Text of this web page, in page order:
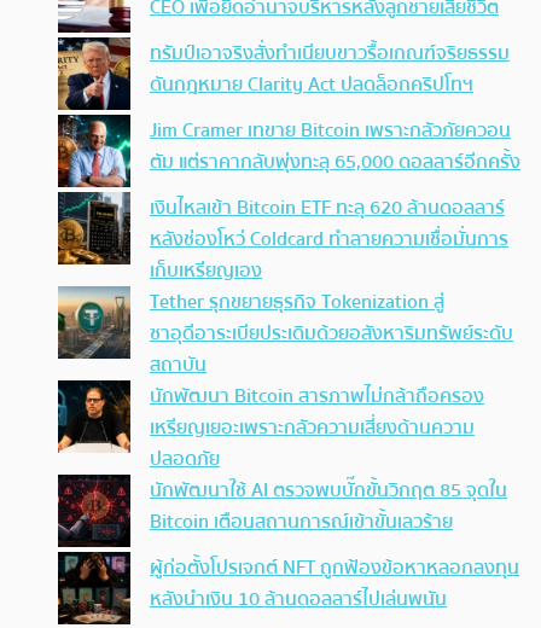
CEO เพื่อยึดอำนาจบริหารหลังลูกชายเสียชีวิต
ทรัมป์เอาจริง สั่งทำเนียบขาวรื้อเกณฑ์จริยธรรม
ดันกฎหมาย Clarity Act ปลดล็อกคริปโทฯ
Jim Cramer เทขาย Bitcoin เพราะกลัวภัยควอน
ตัม แต่ราคากลับพุ่งทะลุ 65,000 ดอลลาร์อีกครั้ง
เงินไหลเข้า Bitcoin ETF ทะลุ 620 ล้านดอลลาร์
หลังช่องโหว่ Coldcard ทำลายความเชื่อมั่นการ
เก็บเหรียญเอง
Tether รุกขยายธุรกิจ Tokenization สู่
ซาอุดีอาระเบียประเดิมด้วยอสังหาริมทรัพย์ระดับ
สถาบัน
นักพัฒนา Bitcoin สารภาพไม่กล้าถือครอง
เหรียญเยอะเพราะกลัวความเสี่ยงด้านความ
ปลอดภัย
นักพัฒนาใช้ AI ตรวจพบบั๊กขั้นวิกฤต 85 จุดใน
Bitcoin เตือนสถานการณ์เข้าขั้นเลวร้าย
ผู้ก่อตั้งโปรเจกต์ NFT ถูกฟ้องข้อหาหลอกลงทุน
หลังนำเงิน 10 ล้านดอลลาร์ไปเล่นพนัน